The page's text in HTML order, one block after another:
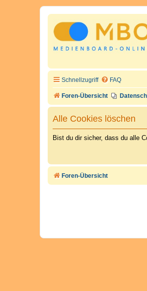
Schnellzugriff FAQ
Foren-Übersicht
Alle Cookies löschen
Bist du dir sicher, dass du alle
Foren-Übersicht